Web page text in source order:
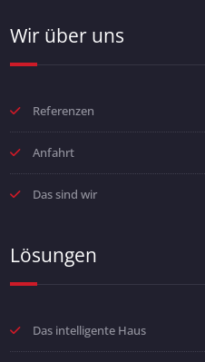
Wir über uns
Referenzen
Anfahrt
Das sind wir
Lösungen
Das intelligente Haus